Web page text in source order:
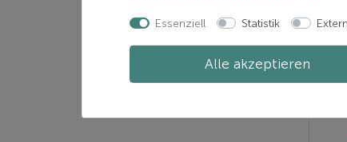
Essenziell Statistik
Alle akzeptieren